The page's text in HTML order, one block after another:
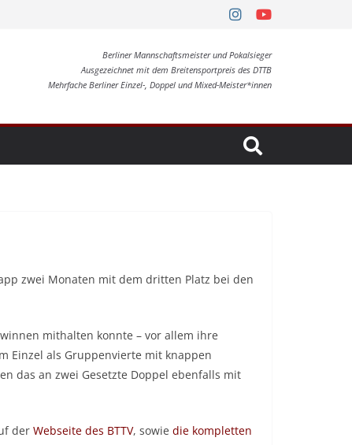
Berliner Mannschaftsmeister und Pokalsieger
Ausgezeichnet mit dem Breitensportpreis des DTTB
Mehrfache Berliner Einzel-, Doppel und Mixed-Meister*innen
zwei Monaten mit dem dritten Platz bei den
mithalten konnte – vor allem ihre
Einzel als Gruppenvierte mit knappen
das an zwei Gesetzte Doppel ebenfalls mit
der Webseite des BTTV, sowie die kompletten